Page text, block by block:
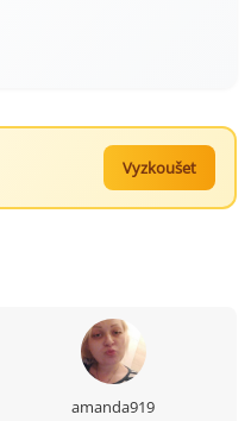
Vyzkoušet
amanda919